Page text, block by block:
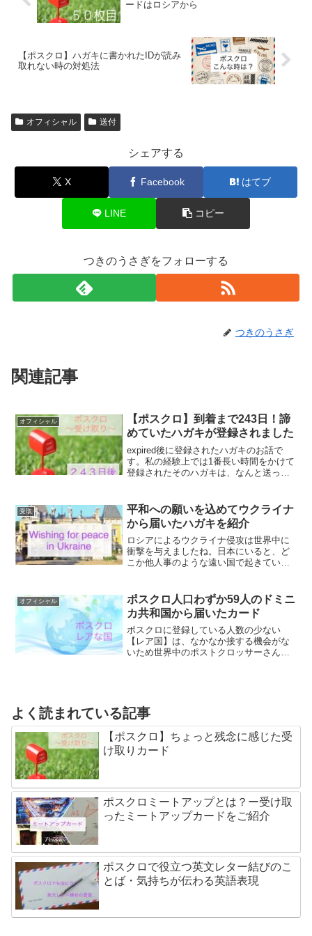
ードはロシアから
【ポスクロ】ハガキに書かれたIDが読み
取れない時の対処法
オフィシャル 送付
シェアする
X Facebook はてブ
LINE コピー
つきのうさぎをフォローする
つきのうさぎ
関連記事
オフィシャル
【ポスクロ】到着まで243日！諦
めていたハガキが登録されました
expired後に登録されたハガキのお話で
す。私の経験上では1番長い時間をかけて
登録されたそのハガキは、なんと送って
に驚いています。
受取
平和への願いを込めてウクライナ
から届いたハガキを紹介
ロシアによるウクライナ侵攻は世界中に
衝撃を与えましたね。日本にいると、ど
こか他人事のような遠い国で起きている
クロッサーさんとやりとりしたことがあ
るので、ニュースを見なが...
オフィシャル
ポスクロ人口わずか59人のドミニ
カ共和国から届いたカード
ポスクロに登録している人数の少ない
【レア国】は、なかなか接する機会がな
いため世界中のポストクロッサーさんが
よく読まれている記事
【ポスクロ】ちょっと残念に感じた受
け取りカード
ポスクロミートアップとは？ー受け取
ったミートアップカードをご紹介
ポスクロで役立つ英文レター結びのこ
とば・気持ちが伝わる英語表現